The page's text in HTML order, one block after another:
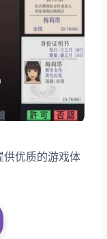
供优质的游戏体